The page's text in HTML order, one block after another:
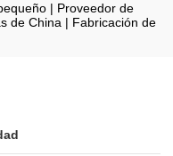
| Proveedor de
de China | Fabricación de